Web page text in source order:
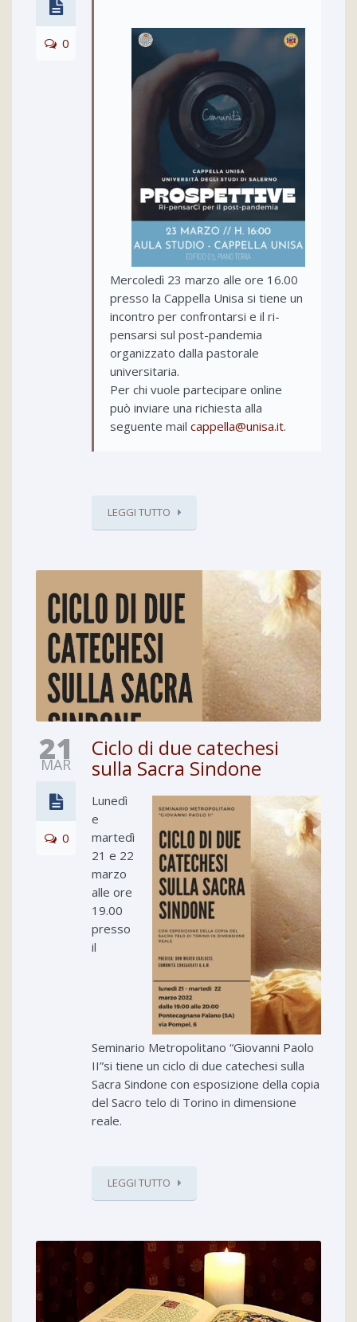
0
Mercoledì 23 marzo alle ore 16.00
presso la Cappella Unisa si tiene un
incontro per confrontarsi e il ri-
pensarsi sul post-pandemia
organizzato dalla pastorale
universitaria.
Per chi vuole partecipare online
può inviare una richiesta alla
seguente mail cappella@unisa.it.
LEGGI TUTTO
21
MAR
0
Ciclo di due catechesi
sulla Sacra Sindone
Lunedì
e
martedì
21 e 22
marzo
alle ore
19.00
presso
il
Seminario Metropolitano “Giovanni Paolo
II”si tiene un ciclo di due catechesi sulla
Sacra Sindone con esposizione della copia
del Sacro telo di Torino in dimensione
reale.
LEGGI TUTTO